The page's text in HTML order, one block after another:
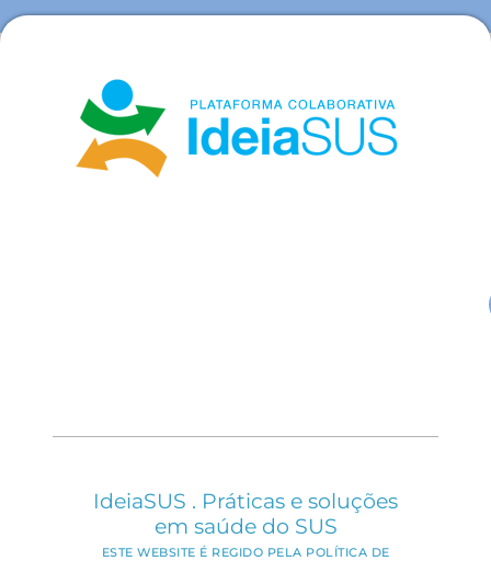
IdeiaSUS . Práticas e soluções
em saúde do SUS
ESTE WEBSITE É REGIDO PELA POLÍTICA DE